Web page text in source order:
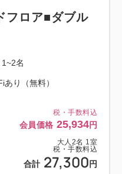
税・手数料込
会員価格 25,934円
大人 2名 1室
税・手数料込
合計 27,300 円
フロア■ダブル
1~2名
あり（無料）